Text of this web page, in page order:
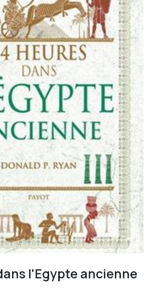
l'Egypte ancienne